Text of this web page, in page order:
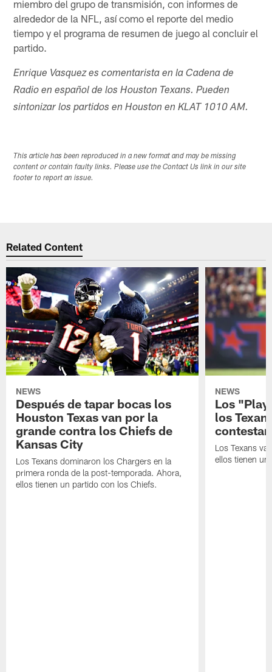
miembro del grupo de transmisión, con informes de
alrededor de la NFL, así como el reporte del medio
tiempo y el programa de resumen de juego al concluir el
partido.
Enrique Vasquez es comentarista en la Cadena de
Radio en español de los Houston Texans. Pueden
sintonizar los partidos en Houston en KLAT 1010 AM.
This article has been reproduced in a new format and may be missing
content or contain faulty links. Please use the Contact Us link in our site
footer to report an issue.
Related Content
NEWS
Después de tapar bocas los
Houston Texas van por la
grande contra los Chiefs de
Kansas City
Los Texans dominaron los Chargers en la
primera ronda de la post-temporada. Ahora,
ellos tienen un partido con los Chiefs.
NEWS
Los
los
contestar
Los Texans
ellos tienen un